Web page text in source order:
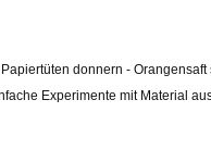
donnern -
Experimente mit Material